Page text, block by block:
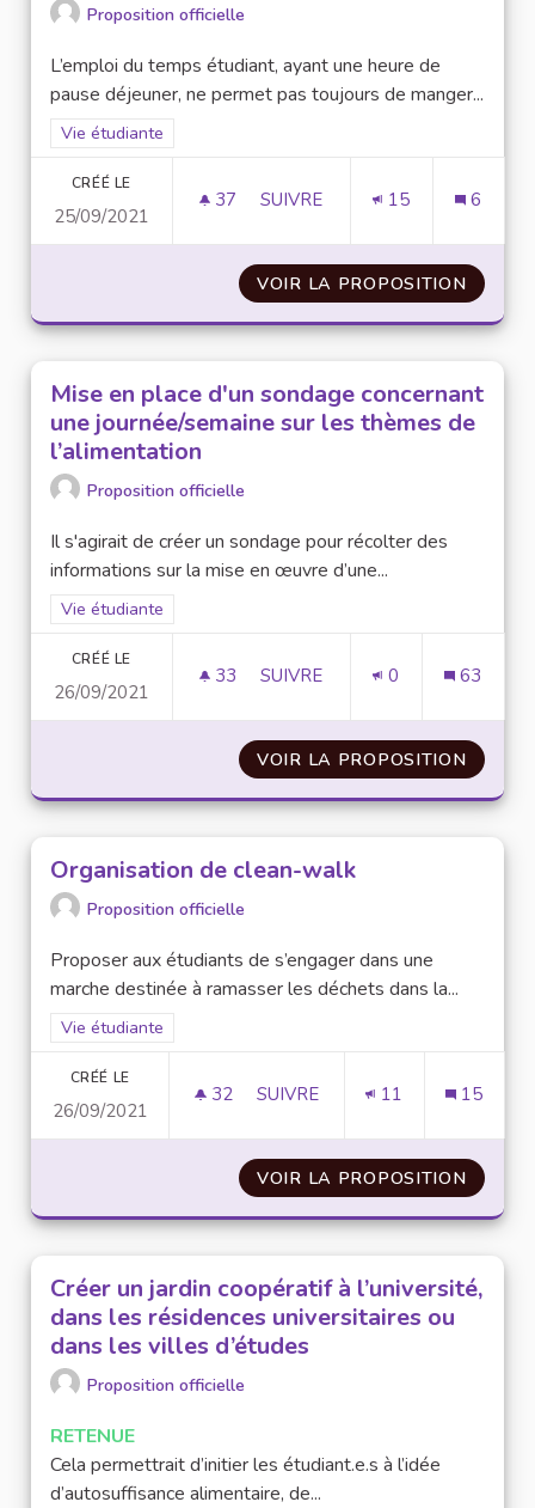
Proposition officielle
L’emploi du temps étudiant, ayant une heure de
pause déjeuner, ne permet pas toujours de manger...
Filtrer les résultats de la catégorie : Vie étudiante
Vie étudiante
CRÉÉ LE
25/09/2021
37 37 ABONNÉS
SUIVRE 15 6
VOIR LA PROPOSITION
Mise en place d'un sondage concernant
une journée/semaine sur les thèmes de
l’alimentation
Proposition officielle
Il s'agirait de créer un sondage pour récolter des
informations sur la mise en œuvre d’une...
Filtrer les résultats de la catégorie : Vie étudiante
Vie étudiante
CRÉÉ LE
26/09/2021
33 33 ABONNÉS
SUIVRE 0 63
VOIR LA PROPOSITION MISE
Organisation de clean-walk
Proposition officielle
Proposer aux étudiants de s’engager dans une
marche destinée à ramasser les déchets dans la...
Filtrer les résultats de la catégorie : Vie étudiante
Vie étudiante
CRÉÉ LE
26/09/2021
32 32 ABONNÉS
SUIVRE 11 15
VOIR LA PROPOSITION
Créer un jardin coopératif à l’université,
dans les résidences universitaires ou
dans les villes d’études
Proposition officielle
RETENUE
Cela permettrait d’initier les étudiant.e.s à l’idée
d’autosuffisance alimentaire, de...